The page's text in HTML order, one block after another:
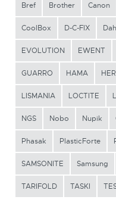
Bref Brother Canon
CoolBox D-C-FIX
EVOLUTION EWENT
GUARRO HAMA
LISMANIA LOCTITE
NGS Nobo Nupik
Phasak PlasticForte
SAMSONITE Samsung
TARIFOLD TASKI